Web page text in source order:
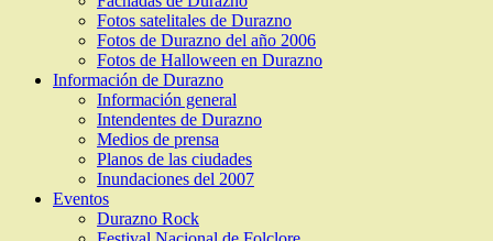
Fotos satelitales de Durazno
Fotos de Durazno del año 2006
Fotos de Halloween en Durazno
Información de Durazno
Información general
Intendentes de Durazno
Medios de prensa
Planos de las ciudades
Inundaciones del 2007
Eventos
Durazno Rock